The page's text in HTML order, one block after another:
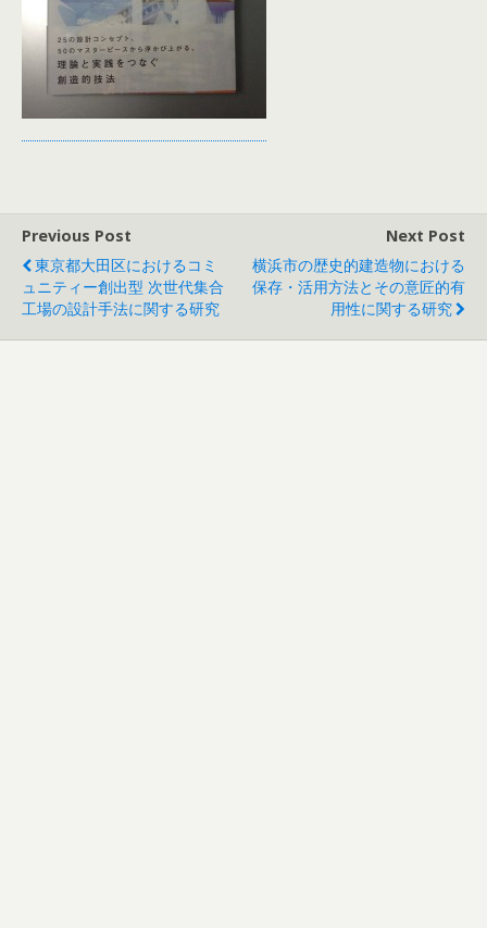
Previous Post
東京都大田区におけるコミ
ュニティー創出型 次世代集合
工場の設計手法に関する研究
Next Post
横浜市の歴史的建造物における
保存・活用方法とその意匠的有
用性に関する研究